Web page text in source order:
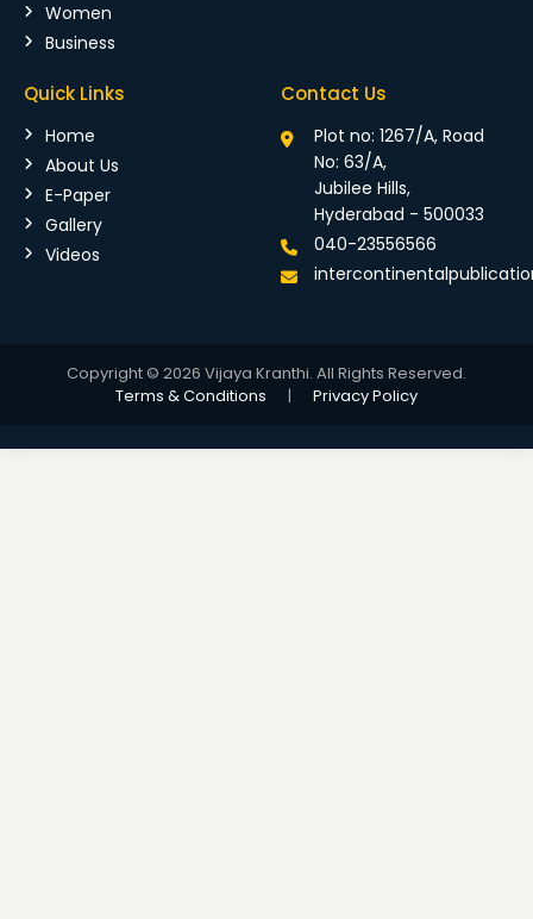
Women
Business
Quick Links
Home
About Us
E-Paper
Gallery
Videos
Contact Us
Plot no: 1267/A, Road
No: 63/A,
Jubilee Hills,
Hyderabad - 500033
040-23556566
Copyright © 2026 Vijaya Kranthi. All Rights Reserved.
Terms & Conditions
| Privacy Policy